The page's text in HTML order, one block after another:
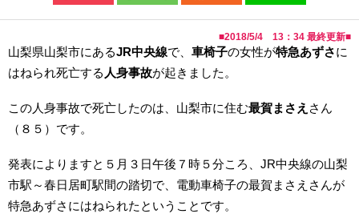
■2018/5/4 13：34 最終更新■
山梨県山梨市にあるJR中央線で、 車椅子の女性が特急あずさに
はねられ死亡する 人身事故が起きました。
この人身事故で死亡したのは、山梨市に住む最賀まさえ さん
（８５）です。
発表によりますと５月３日午後７時５分ころ、JR中央線の山梨
市駅～春日居町駅間の踏切で、電動車椅子の最賀まさえさんが
特急あずさにはねられたということです。